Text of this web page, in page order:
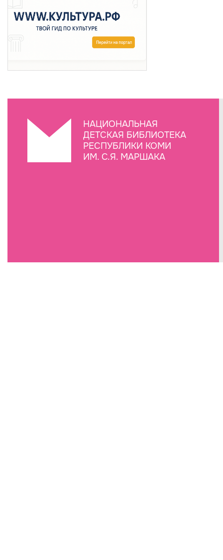
НАЦИОНАЛЬНАЯ
ДЕТСКАЯ БИБЛИОТЕКА
РЕСПУБЛИКИ КОМИ
ИМ. С.Я. МАРШАКА